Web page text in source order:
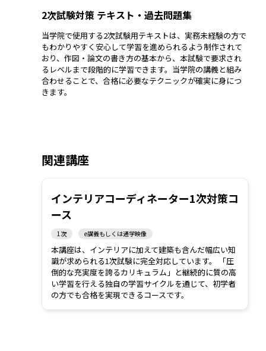
2次試験対策 テキスト・過去問題集
当学院で使用する2次試験用テキストは、実務未経験の方で
もわかりやすく安心して学習を進められるよう制作されて
おり、作図・論文の書き方の基本から、本試験で要求され
るレベルまで段階的に学習できます。当学院の講義と組み
合わせることで、合格に必要なテクニックが確実に身につ
きます。
関連講座
インテリアコーディネーター1次対策コ
ース
1次 e講義もしくは通学映像
本講座は、インテリアに加えて建築も含んだ幅広い知
識が求められる1次試験に完全対応しています。 「圧
倒的な充実度を誇るカリキュラム」と継続的に質の高
い学習を行える独自の学習サイクルを通じて、初学者
の方でも合格を実現できるコースです。